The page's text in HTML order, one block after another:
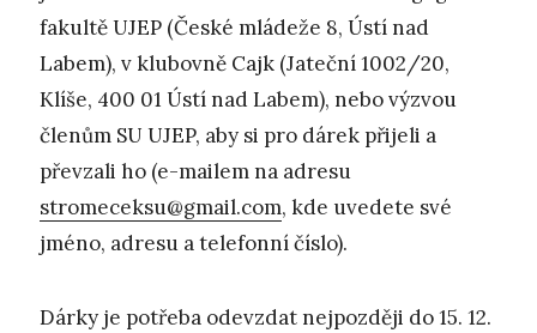
fakultě UJEP (České mládeže 8, Ústí nad
Labem), v klubovně Cajk (Jateční 1002/20,
Klíše, 400 01 Ústí nad Labem), nebo výzvou
členům SU UJEP, aby si pro dárek přijeli a
převzali ho (e-mailem na adresu
stromeceksu@gmail.com, kde uvedete své
jméno, adresu a telefonní číslo).
Dárky je potřeba odevzdat nejpozději do 15. 12.